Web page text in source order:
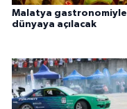
Malatya gastronomiyle
dünyaya açılacak